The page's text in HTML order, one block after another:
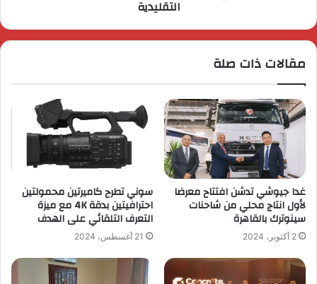
التقليدية
مقالات ذات صلة
غدا جيوشي تدشن افتتاح معرضا
لأول انتاج محلي من شاحنات
سينوترك بالقاهرة
2 أكتوبر، 2024
سوني تطرح كاميرتين محمولتين
احترافيتين بدقة 4K مع ميزة
التعرف التلقائي على الهدف
21 أغسطس، 2024